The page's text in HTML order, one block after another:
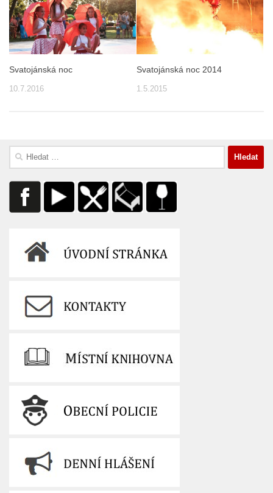
Svatojánská noc
10.7.2016
Svatojánská noc 2014
1.5.2015
Vyhledávání